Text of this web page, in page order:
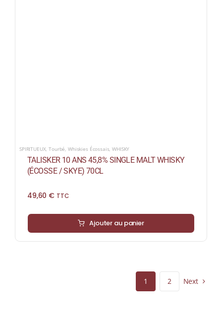
SPIRITUEUX ,Tourbé Whiskies Écossais ,WHISKY
TALISKER 10 ANS 45,8% SINGLE MALT WHISKY
(ÉCOSSE / SKYE) 70CL
49,60 € TTC
Ajouter au panier
1 2 Next